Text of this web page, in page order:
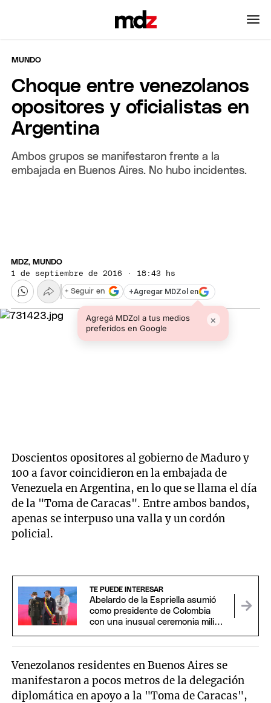
MUNDO
Choque entre venezolanos
opositores y oficialistas en
Argentina
Ambos grupos se manifestaron frente a la
embajada en Buenos Aires. No hubo incidentes.
MDZ, MUNDO
1 de septiembre de 2016 · 18:43 hs
+Agregar MDZol en
Agregá MDZol a tus medios
preferidos en Google
×
+ Seguir en
Doscientos opositores al gobierno de Maduro y
100 a favor coincidieron en la embajada de
Venezuela en Argentina, en lo que se llama el día
de la "Toma de Caracas". Entre ambos bandos,
apenas se interpuso una valla y un cordón
policial.
TE PUEDE INTERESAR
Abelardo de la Espriella asumió
como presidente de Colombia
con una inusual ceremonia militar
Venezolanos residentes en Buenos Aires se
manifestaron a pocos metros de la delegación
diplomática en apoyo a la "Toma de Caracas",